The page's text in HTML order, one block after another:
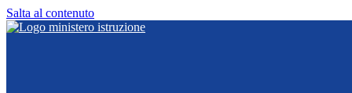
Salta al contenuto